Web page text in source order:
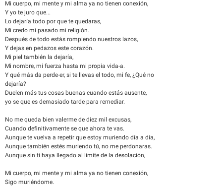
Mi cuerpo, mi mente y mi alma ya no tienen conexión,
Y yo te juro que...
Lo dejaría todo por que te quedaras,
Mi credo mi pasado mi religión.
Después de todo estás rompiendo nuestros lazos,
Y dejas en pedazos este corazón.
Mi piel también la dejaría,
Mi nombre, mi fuerza hasta mi propia vida-a.
Y qué más da perde-er, si te llevas el todo, mi fe, ¿Qué no
dejaría?
Duelen más tus cosas buenas cuando estás ausente,
yo se que es demasiado tarde para remediar.
No me queda bien valerme de diez mil excusas,
Cuando definitivamente se que ahora te vas.
Aunque te vuelva a repetir que estoy muriendo día a día,
Aunque también estés muriendo tú, no me perdonaras.
Aunque sin ti haya llegado al limite de la desolación,
Mi cuerpo, mi mente y mi alma ya no tienen conexión,
Sigo muriéndome.